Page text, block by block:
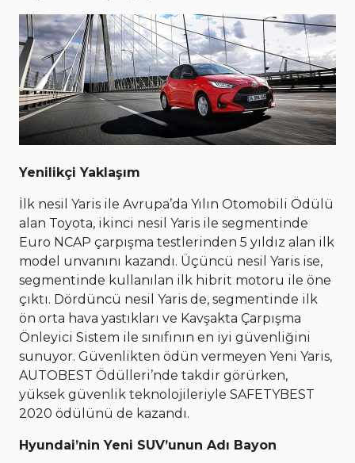
Yenilikçi Yaklaşım
İlk nesil Yaris ile Avrupa’da Yılın Otomobili Ödülü
alan Toyota, ikinci nesil Yaris ile segmentinde
Euro NCAP çarpışma testlerinden 5 yıldız alan ilk
model unvanını kazandı. Üçüncü nesil Yaris ise,
segmentinde kullanılan ilk hibrit motoru ile öne
çıktı. Dördüncü nesil Yaris de, segmentinde ilk
ön orta hava yastıkları ve Kavşakta Çarpışma
Önleyici Sistem ile sınıfının en iyi güvenliğini
sunuyor. Güvenlikten ödün vermeyen Yeni Yaris,
AUTOBEST Ödülleri’nde takdir görürken,
yüksek güvenlik teknolojileriyle SAFETYBEST
2020 ödülünü de kazandı.
Hyundai’nin Yeni SUV’unun Adı Bayon